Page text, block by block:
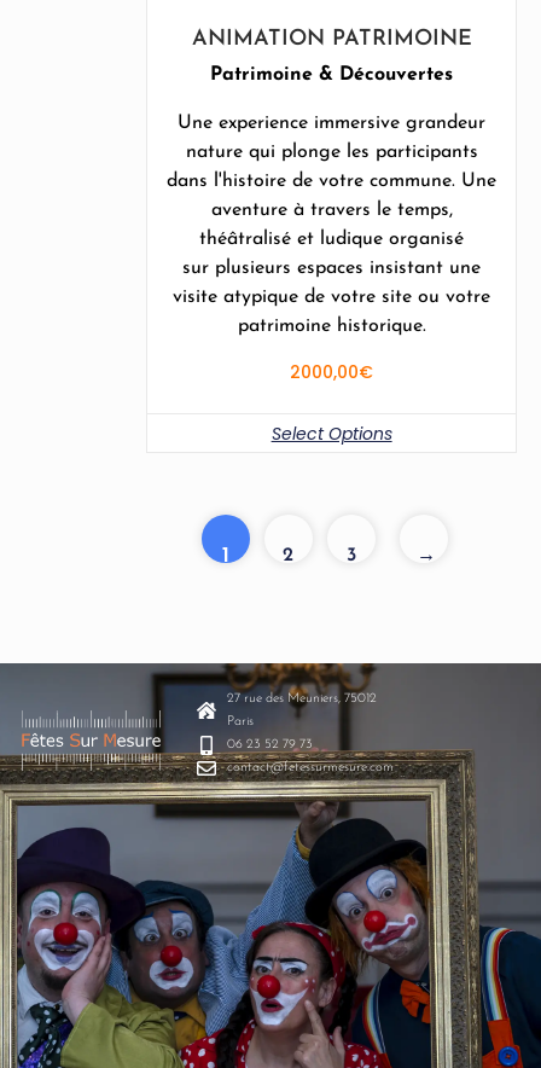
ANIMATION PATRIMOINE
Patrimoine & Découvertes
Une experience immersive grandeur
nature qui plonge les participants
dans l'histoire de votre commune. Une
aventure à travers le temps,
théâtralisé et ludique organisé
sur plusieurs espaces insistant une
visite atypique de votre site ou votre
patrimoine historique.
2000,00€
Select Options
1 2 3 →
27 rue des Meuniers, 75012
Paris
06 23 52 79 73
contact@fetessurmesure.com
document.addEventListener("click", function (e) { const
toggle = e.target.closest(".search-toggle"); const
search = document.querySelector(".search-bar"); if